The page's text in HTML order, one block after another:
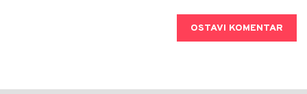
OSTAVI KOMENTAR